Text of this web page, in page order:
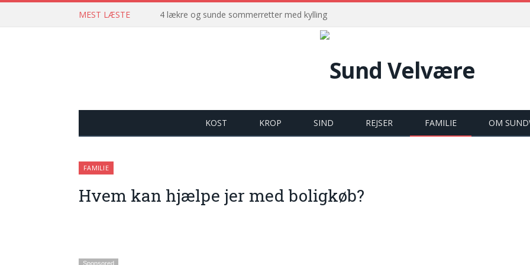
MEST LÆSTE 4 lækre og sunde sommerretter med kylling
KOST KROP SIND REJSER FAMILIE OM
FAMILIE
Hvem kan hjælpe jer med boligkøb?
Sponsored